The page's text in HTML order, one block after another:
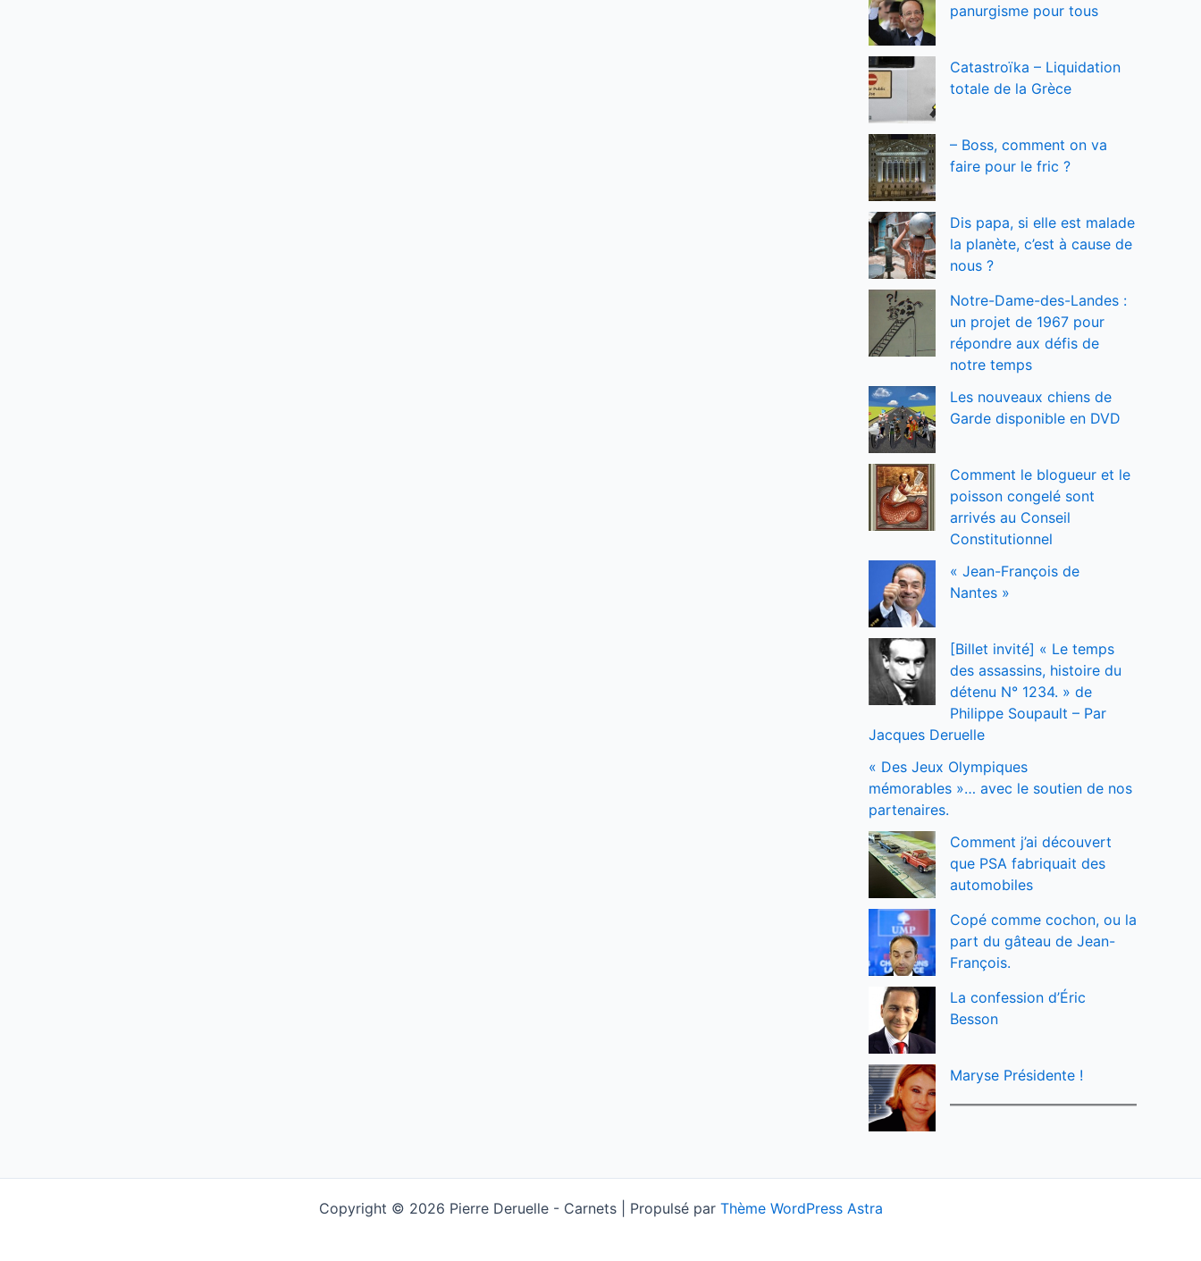
panurgisme pour tous
Catastroïka – Liquidation
totale de la Grèce
– Boss, comment on va
faire pour le fric ?
Dis papa, si elle est malade
la planète, c’est à cause de
nous ?
Notre-Dame-des-Landes :
un projet de 1967 pour
répondre aux défis de
notre temps
Les nouveaux chiens de
Garde disponible en DVD
Comment le blogueur et le
poisson congelé sont
arrivés au Conseil
Constitutionnel
« Jean-François de
Nantes »
[Billet invité] « Le temps
des assassins, histoire du
détenu N° 1234. » de
Philippe Soupault – Par
Jacques Deruelle
« Des Jeux Olympiques
mémorables »… avec le soutien de nos
partenaires.
Comment j’ai découvert
que PSA fabriquait des
automobiles
Copé comme cochon, ou la
part du gâteau de Jean-
François.
La confession d’Éric
Besson
Maryse Présidente !
Copyright © 2026 Pierre Deruelle - Carnets | Propulsé par Thème WordPress Astra